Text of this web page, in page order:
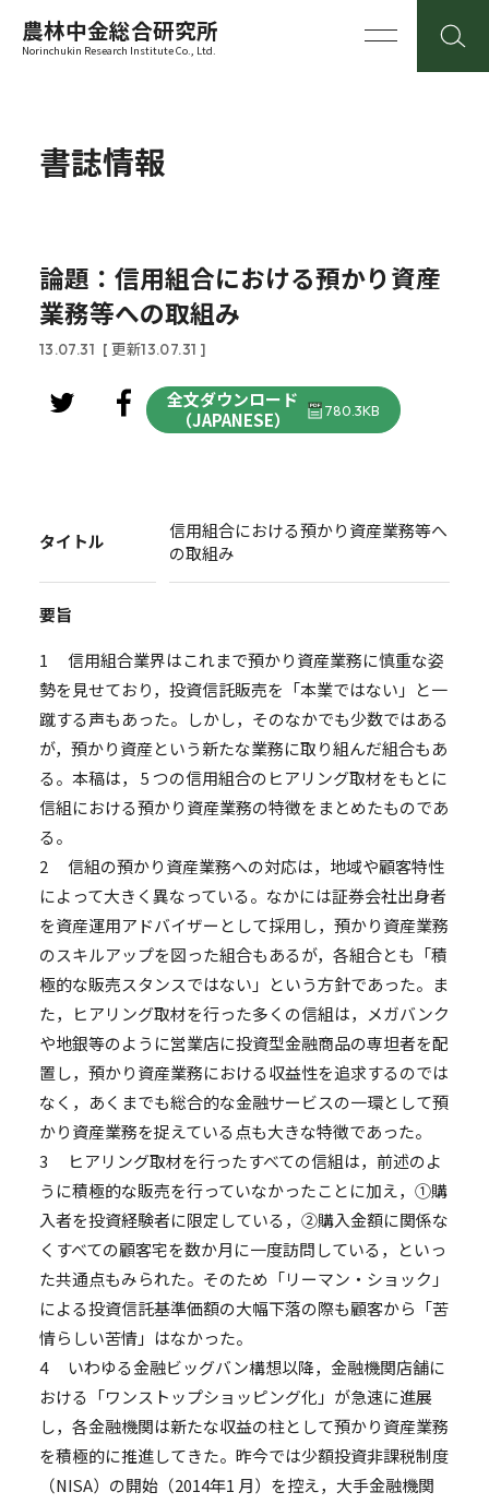
農林中金総合研究所
Norinchukin Research Institute Co., Ltd.
書誌情報
論題：信用組合における預かり資産
業務等への取組み
13.07.31 [ 更新13.07.31 ]
全文ダウンロード
（JAPANESE）
780.3KB
タイトル
信用組合における預かり資産業務等へ
の取組み
要旨
1 信用組合業界はこれまで預かり資産業務に慎重な姿
勢を見せており，投資信託販売を「本業ではない」と一
蹴する声もあった。しかし，そのなかでも少数ではある
が，預かり資産という新たな業務に取り組んだ組合もあ
る。本稿は， 5 つの信用組合のヒアリング取材をもとに
信組における預かり資産業務の特徴をまとめたものであ
る。
2 信組の預かり資産業務への対応は，地域や顧客特性
によって大きく異なっている。なかには証券会社出身者
を資産運用アドバイザーとして採用し，預かり資産業務
のスキルアップを図った組合もあるが，各組合とも「積
極的な販売スタンスではない」という方針であった。ま
た，ヒアリング取材を行った多くの信組は，メガバンク
や地銀等のように営業店に投資型金融商品の専坦者を配
置し，預かり資産業務における収益性を追求するのでは
なく，あくまでも総合的な金融サービスの一環として預
かり資産業務を捉えている点も大きな特徴であった。
3 ヒアリング取材を行ったすべての信組は，前述のよ
うに積極的な販売を行っていなかったことに加え，①購
入者を投資経験者に限定している，②購入金額に関係な
くすべての顧客宅を数か月に一度訪問している，といっ
た共通点もみられた。そのため「リーマン・ショック」
による投資信託基準価額の大幅下落の際も顧客から「苦
情らしい苦情」はなかった。
4 いわゆる金融ビッグバン構想以降，金融機関店舗に
おける「ワンストップショッピング化」が急速に進展
し，各金融機関は新たな収益の柱として預かり資産業務
を積極的に推進してきた。昨今では少額投資非課税制度
（NISA）の開始（2014年1 月）を控え，大手金融機関